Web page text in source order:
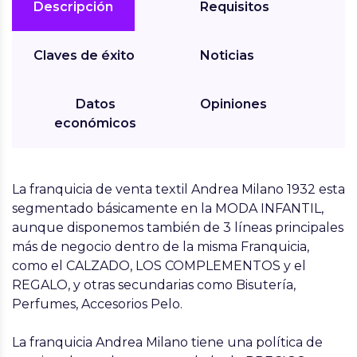
Descripción
Claves de éxito
Datos
económicos
Requisitos
Noticias
Opiniones
La franquicia de venta textil Andrea Milano 1932 esta
segmentado básicamente en la MODA INFANTIL,
aunque disponemos también de 3 líneas principales
más de negocio dentro de la misma Franquicia,
como el CALZADO, LOS COMPLEMENTOS y el
REGALO, y otras secundarias como Bisutería,
Perfumes, Accesorios Pelo.
La franquicia Andrea Milano tiene una política de